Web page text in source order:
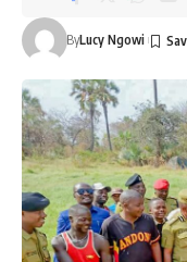
ByLucy Ngowi